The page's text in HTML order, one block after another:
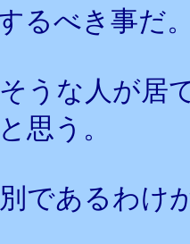
るべき事だ
うな人が居
思う。
であるわけ